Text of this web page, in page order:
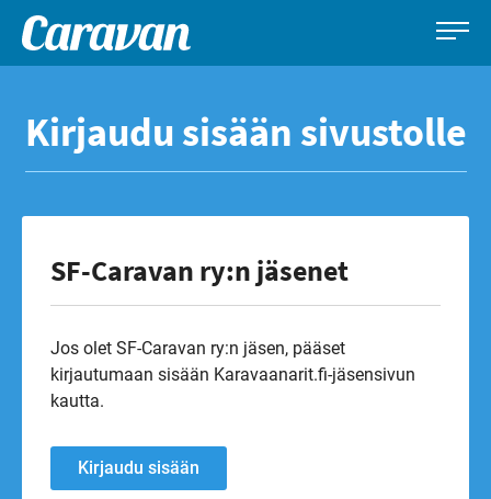
sisältöön
Caravan-
Leirintämatkailun
Kirjaudu sisään sivustolle
SF-Caravan ry:n jäsenet
Jos olet SF-Caravan ry:n jäsen, pääset
kirjautumaan sisään Karavaanarit.fi-jäsensivun
kautta.
Kirjaudu sisään